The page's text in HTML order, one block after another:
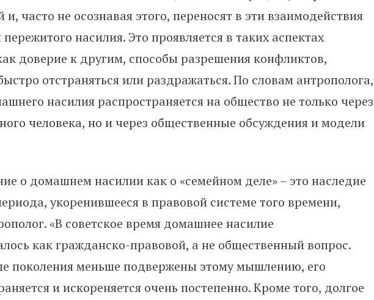
часто не осознавая этого, переносят в эти взаимодействия
насилия. Это проявляется в таких аспектах
доверие к другим, способы разрешения конфликтов,
отстраняться или раздражаться. По словам антрополога,
насилия распространяется на общество не только через
человека, но и через общественные обсуждения и модели
о домашнем насилии как о «семейном деле» – это наследие
укоренившееся в правовой системе того времени,
«В советское время домашнее насилие
как гражданско-правовой, а не общественный вопрос.
поколения меньше подвержены этому мышлению, его
и искореняется очень постепенно. Кроме того, долгое